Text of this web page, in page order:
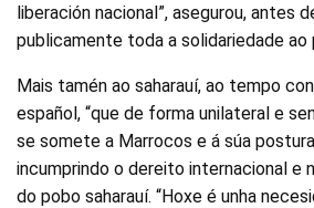
liberación nacional”, asegurou, antes
publicamente toda a solidariedade ao
Mais tamén ao saharauí, ao tempo
español, “que de forma unilateral e
se somete a Marrocos e á súa
incumprindo o dereito internacional e
do pobo saharauí. “Hoxe é unha